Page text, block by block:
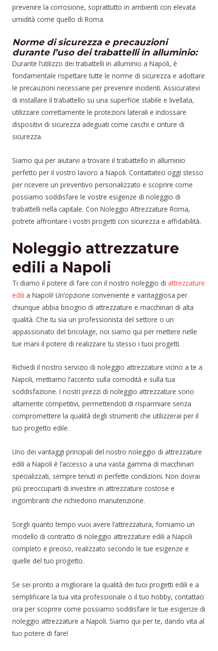
prevenire la corrosione, soprattutto in ambienti con elevata
umidità come quello di Roma.
Norme di sicurezza e precauzioni
durante l’uso dei trabattelli in alluminio:
Durante l’utilizzo dei trabattelli in alluminio a Napoli, è
fondamentale rispettare tutte le norme di sicurezza e adottare
le precauzioni necessarie per prevenire incidenti. Assicuratevi
di installare il trabattello su una superficie stabile e livellata,
utilizzare correttamente le protezioni laterali e indossare
dispositivi di sicurezza adeguati come caschi e cinture di
sicurezza.
Siamo qui per aiutarvi a trovare il trabattello in alluminio
perfetto per il vostro lavoro a Napoli. Contattateci oggi stesso
per ricevere un preventivo personalizzato e scoprire come
possiamo soddisfare le vostre esigenze di noleggio di
trabattelli nella capitale. Con Noleggio Attrezzature Roma,
potrete affrontare i vostri progetti con sicurezza e affidabilità.
Noleggio attrezzature
edili a Napoli
Ti diamo il potere di fare con il nostro noleggio di attrezzature
edili a Napoli! Un’opzione conveniente e vantaggiosa per
chiunque abbia bisogno di attrezzature e macchinari di alta
qualità. Che tu sia un professionista del settore o un
appassionato del bricolage, noi siamo qui per mettere nelle
tue mani il potere di realizzare tu stesso i tuoi progetti.
Richiedi il nostro servizio di noleggio attrezzature vicino a te a
Napoli, mettiamo l’accento sulla comodità e sulla tua
soddisfazione. I nostri prezzi di noleggio attrezzature sono
altamente competitivi, permettendoti di risparmiare senza
compromettere la qualità degli strumenti che utilizzerai per il
tuo progetto edile.
Uno dei vantaggi principali del nostro noleggio di attrezzature
edili a Napoli è l’accesso a una vasta gamma di macchinari
specializzati, sempre tenuti in perfette condizioni. Non dovrai
più preoccuparti di investire in attrezzature costose e
ingombranti che richiedono manutenzione.
Scegli quanto tempo vuoi avere l’attrezzatura, forniamo un
modello di contratto di noleggio attrezzature edili a Napoli
completo e preciso, realizzato secondo le tue esigenze e
quelle del tuo progetto.
Se sei pronto a migliorare la qualità dei tuoi progetti edili e a
semplificare la tua vita professionale o il tuo hobby, contattaci
ora per scoprire come possiamo soddisfare le tue esigenze di
noleggio attrezzature a Napoli. Siamo qui per te, dando vita al
tuo potere di fare!